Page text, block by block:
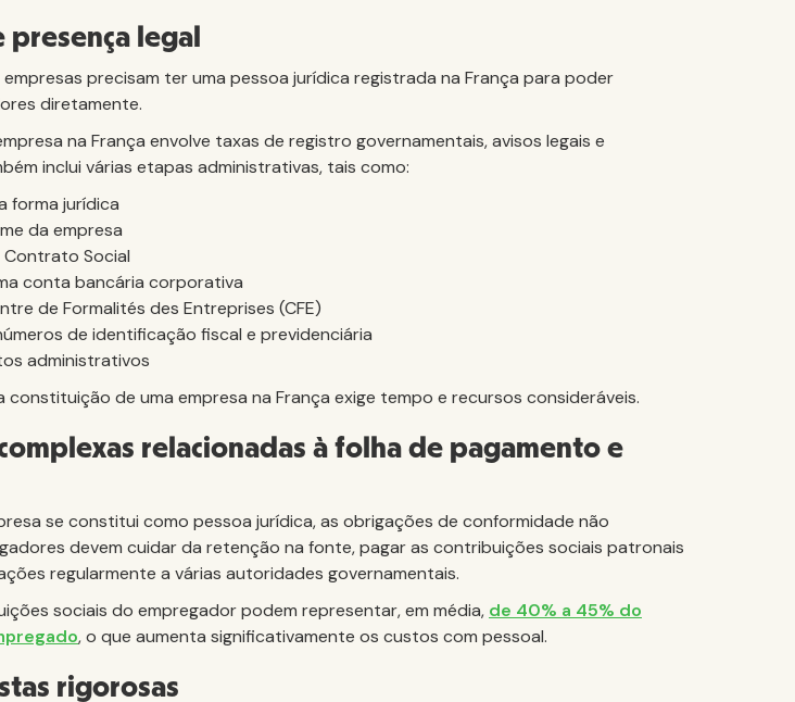
presença legal
empresas precisam ter uma pessoa jurídica registrada na França para poder
diretamente.
na França envolve taxas de registro governamentais, avisos legais e
inclui várias etapas administrativas, tais como:
forma jurídica
da empresa
Social
conta bancária corporativa
de Formalités des Entreprises (CFE)
de identificação fiscal e previdenciária
administrativos
constituição de uma empresa na França exige tempo e recursos consideráveis.
relacionadas à folha de pagamento e
se constitui como pessoa jurídica, as obrigações de conformidade não
devem cuidar da retenção na fonte, pagar as contribuições sociais patronais
regularmente a várias autoridades governamentais.
sociais do empregador podem representar, em média, de 40% a 45% do
, o que aumenta significativamente os custos com pessoal.
rigorosas